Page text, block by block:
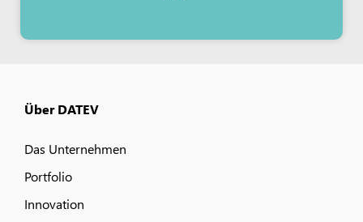
Über DATEV
Das Unternehmen
Portfolio
Innovation